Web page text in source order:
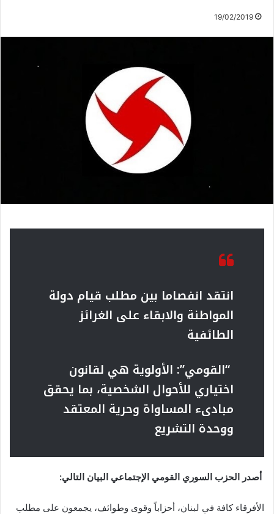
19/02/2019
انتقد انفصاما بين مطلب قيام دولة
المواطنة والابقاء على الغرائز
الطائفية
“القومي”: الأولوية هي لقانون
اختياري للأحوال الشخصية، بما يحقق
مبادىء المساواة وحرية المعتقد
ووحدة التشريع
أصدر الحزب السوري القومي الإجتماعي البيان التالي:
الأفرقاء كافة في لبنان، أحزاباً وقوى وطوائف، يجمعون على مطلب